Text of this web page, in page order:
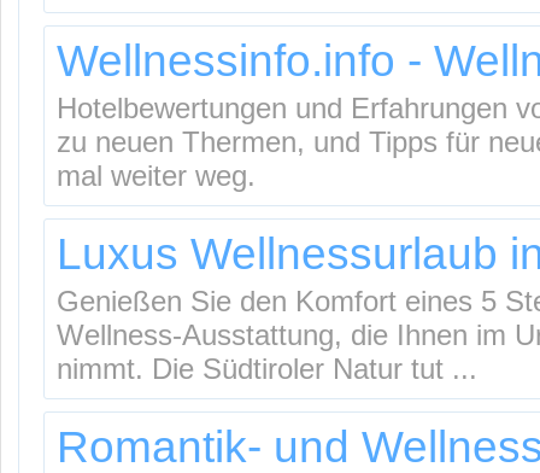
Wellnessinfo.info -
Hotelbewertungen und Erfahrungen
zu neuen Thermen, und Tipps für
mal weiter weg.
Luxus Wellnessurlaub
Genießen Sie den Komfort eines 5
Wellness-Ausstattung, die Ihnen im
nimmt. Die Südtiroler Natur tut ...
Romantik- und